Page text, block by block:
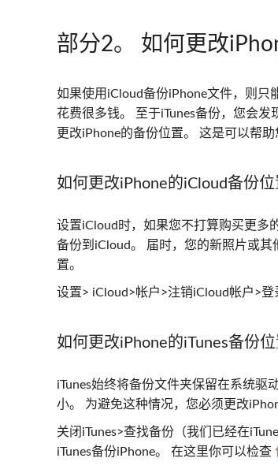
部分2。 如何更改
如果使用iCloud备份iPhone文件，则只
花费很多钱。 至于iTunes备份，您会
更改iPhone的备份位置。 这是可以帮助
如何更改iPhone的iCloud备份位
设置iCloud时，如果您不打算购买更多
备份到iCloud。 届时，您的新照片或
置。
设置> iCloud>帐户>注销iCloud帐户>登
如何更改iPhone的iTunes备份位
iTunes始终将备份文件夹保留在系统驱
小。 为避免这种情况，您必须更改
关闭iTunes>查找备份（我们已经在
iTunes备份iPhone。 在这里你可以检查